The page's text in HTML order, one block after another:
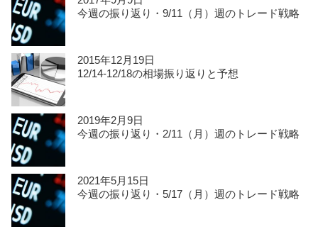
今週の振り返り・9/11（月）週のトレード戦略
2015年12月19日
12/14-12/18の相場振り返りと予想
2019年2月9日
今週の振り返り・2/11（月）週のトレード戦略
2021年5月15日
今週の振り返り・5/17（月）週のトレード戦略